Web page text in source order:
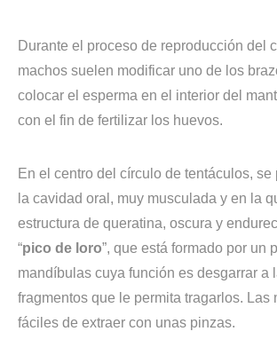
Durante el proceso de reproducción del
machos suelen modificar uno de los
colocar el esperma en el interior del
con el fin de fertilizar los huevos.
En el centro del círculo de tentáculos,
la cavidad oral, muy musculada y en la
estructura de queratina, oscura y
“pico de loro”, que está formado por un
mandíbulas cuya función es desgarrar a
fragmentos que le permita tragarlos. Las
fáciles de extraer con unas pinzas.